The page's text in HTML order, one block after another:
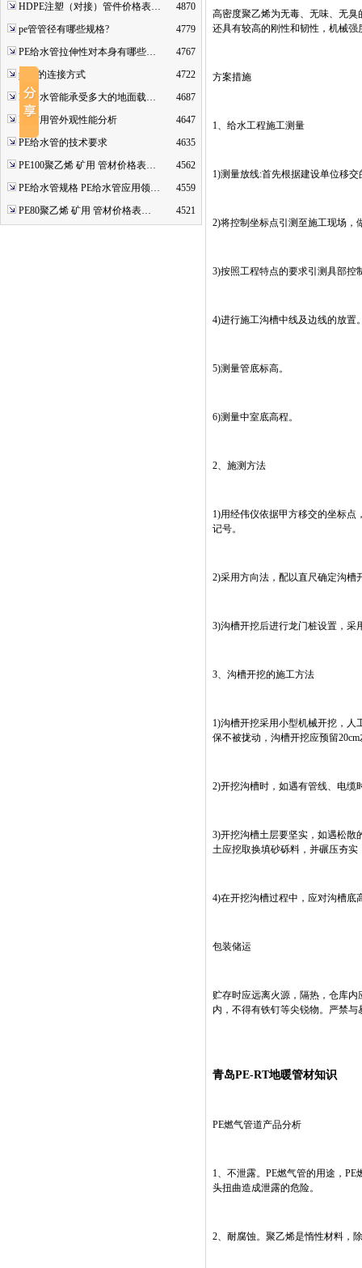
HDPE注塑（对接）管件价格表…
4870
pe管管径有哪些规格?
4779
PE给水管拉伸性对本身有哪些…
4767
pe管的连接方式
4722
PE给水管能承受多大的地面载…
4687
PE矿用管外观性能分析
4647
PE给水管的技术要求
4635
PE100聚乙烯 矿用 管材价格表…
4562
PE给水管规格 PE给水管应用领…
4559
PE80聚乙烯 矿用 管材价格表…
4521
高密度聚乙烯为无毒、无味、无
还具有较高的刚性和韧性，机械
方案措施
1、给水工程施工测量
1)测量放线:首先根据建设单位移
2)将控制坐标点引测至施工现场，
3)按照工程特点的要求引测具部控
4)进行施工沟槽中线及边线的放置
5)测量管底标高。
6)测量中室底高程。
2、施测方法
1)用经伟仪依据甲方移交的坐标点
记号。
2)采用方向法，配以直尺确定沟槽
3)沟槽开挖后进行龙门桩设置，采
3、沟槽开挖的施工方法
1)沟槽开挖采用小型机械开挖，人
保不被拢动，沟槽开挖应预留
2)开挖沟槽时，如遇有管线、电缆
3)开挖沟槽土层要坚实，如遇松散
土应挖取换填砂砾料，并碾压夯
4)在开挖沟槽过程中，应对沟槽底
包装储运
贮存时应远离火源，隔热，仓库
内，不得有铁钉等尖锐物。严禁
青岛PE-RT地暖管材知识
PE燃气管道产品分析
1、不泄露。PE燃气管的用途，
头扭曲造成泄露的危险。
2、耐腐蚀。聚乙烯是惰性材料，